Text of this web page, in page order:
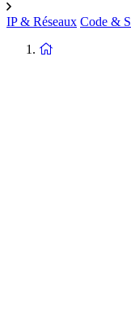
IP & Réseaux Code &